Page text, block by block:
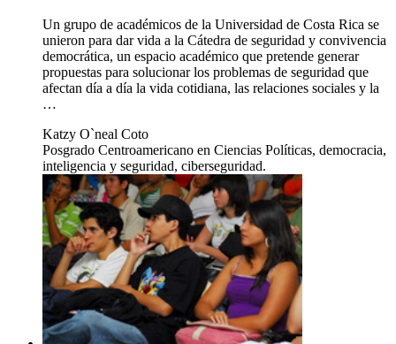
Un grupo de académicos de la Universidad de Costa Rica se
unieron para dar vida a la Cátedra de seguridad y convivencia
democrática, un espacio académico que pretende generar
propuestas para solucionar los problemas de seguridad que
afectan día a día la vida cotidiana, las relaciones sociales y la
…
Katzy O`neal Coto
Posgrado Centroamericano en Ciencias Políticas, democracia,
inteligencia y seguridad, ciberseguridad.